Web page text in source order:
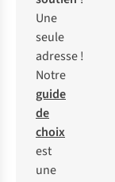
Une
seule
adresse !
Notre
guide
de
choix
est
une